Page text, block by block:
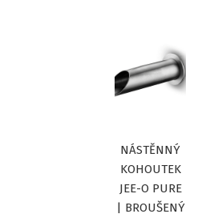
NÁSTĚNNÝ
KOHOUTEK
JEE-O PURE
| BROUŠENÝ